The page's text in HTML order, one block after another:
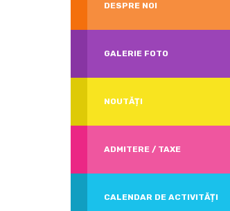
DESPRE NOI
GALERIE FOTO
NOUTĂȚI
ADMITERE / TAXE
CALENDAR DE ACTIVITĂȚI